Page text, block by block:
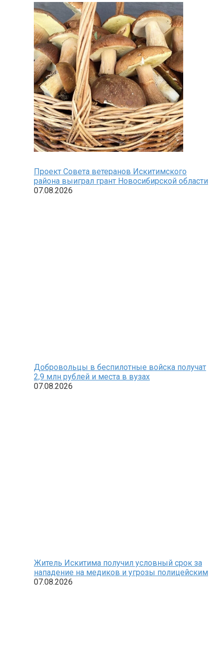
Проект Совета ветеранов Искитимского
района выиграл грант Новосибирской области
07.08.2026
Добровольцы в беспилотные войска получат
2,9 млн рублей и места в вузах
07.08.2026
Житель Искитима получил условный срок за
нападение на медиков и угрозы полицейским
07.08.2026